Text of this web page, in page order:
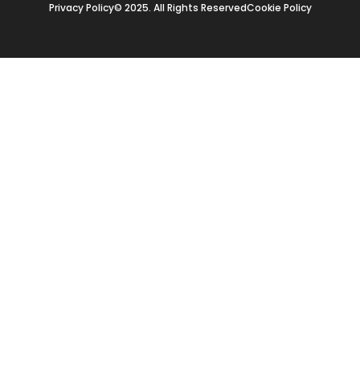
Privacy Policy© 2025. All Rights ReservedCookie Policy